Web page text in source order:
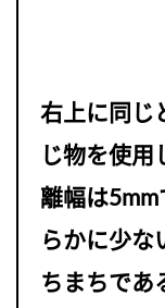
右上に同じ
じ物を使
離幅は
らかに少な
ちまちであ